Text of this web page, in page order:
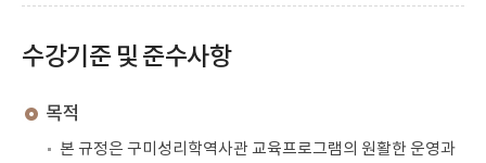
수강기준 및 준수사항
목적
본 규정은 구미성리학역사관 교육프로그램의 원활한 운영과